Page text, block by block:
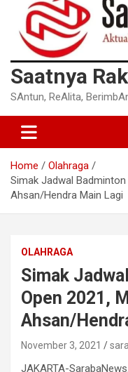
Saatnya
SAntun, ReAlita,
Home
Olahraga
Simak Jadwal
Ahsan/Hendra Main Lagi
OLAHRAGA
Simak
Open 2021,
Ahsan/
November 3, 2021
JAKARTA-